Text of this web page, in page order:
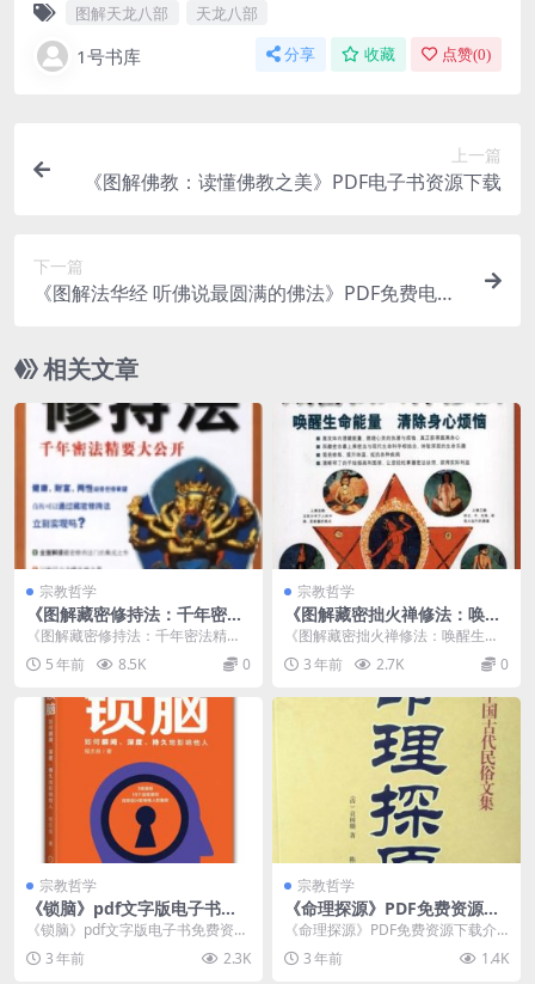
图解天龙八部 天龙八部
1号书库 分享 收藏 点赞(0)
上一篇
《图解佛教：读懂佛教之美》PDF电子书资源下载
下一篇
《图解法华经 听佛说最圆满的佛法》PDF免费电子
相关文章
宗教哲学
《图解藏密修持法：千年密法
精要大公开》PDF电子书下载
《图解藏密修持法：千年密法精要
大公开》PDF电子书下载介绍 内容
简介 《图解藏密...
5 年前 8.5K 0
宗教哲学
《图解藏密拙火禅修法：唤醒
生命能量,清除身心烦恼》PDF
免费下载
《图解藏密拙火禅修法：唤醒生命
能量,铲除身心烦恼》PDF免费下载
介绍 ...
3 年前 2.7K 0
宗教哲学
《锁脑》pdf文字版电子书免
费资源下载
《锁脑》pdf文字版电子书免费资源
下载介绍 书名：锁脑 作者：程志良
出书社：机...
3 年前 2.3K
宗教哲学
《命理探源》PDF免费资源下
载
《命理探源》PDF免费资源下载介
绍 内容介绍 《命理探源》是由袁
树...3 年前 1.4K